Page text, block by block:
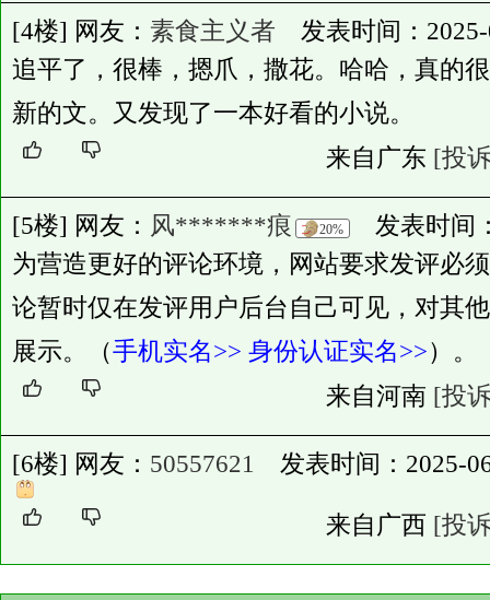
[4楼] 网友： 素食主义者 发表时间：2025-
追平了，很棒，摁爪，撒花。哈哈，真的
新的文。又发现了一本好看的小说。
来自广东 [投
[5楼] 网友： 风*******痕 20%
发表时间
为营造更好的评论环境，网站要求发评必
论暂时仅在发评用户后台自己可见，对其
展示。（手机实名>> 身份认证实名>>）。
来自河南 [投
[6楼] 网友： 50557621 发表时间：2025-
来自广西 [投